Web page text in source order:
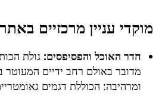
מוקדי עניין מרכזיים
חדר האוכל והפסיפסים: גולת
מדובר באולם רחב ידיים המעוטר
ומרהיבה: הכוללת דגמים